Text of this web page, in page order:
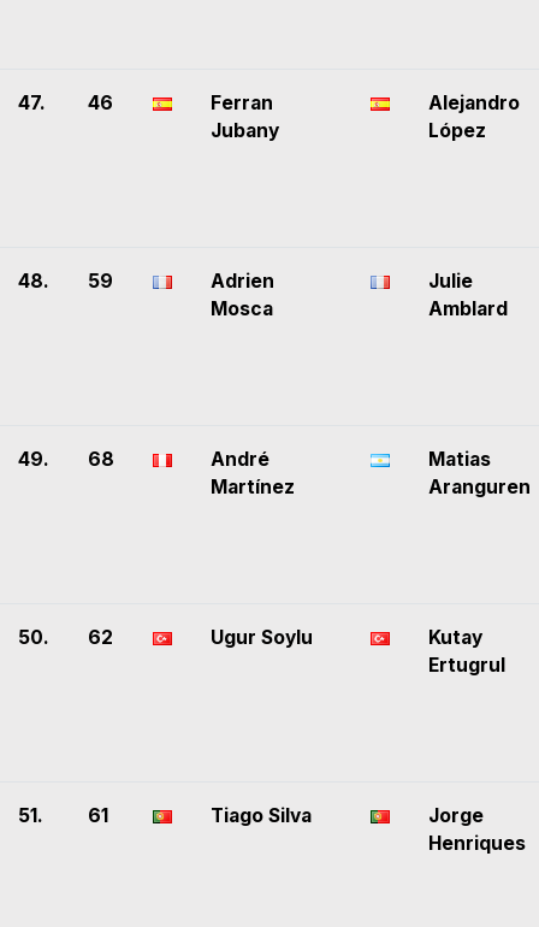
47. 46
Ferran
Jubany
Alejandro
López
48. 59
Adrien
Mosca
Julie
Amblard
49. 68
André
Martínez
Matias
Aranguren
50. 62 Ugur Soylu
Kutay
Ertugrul
51. 61 Tiago Silva
Jorge
Henriques